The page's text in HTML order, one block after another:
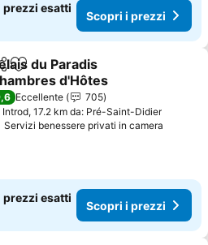
prezzi esatti
Scopri i prezzi
Aggiungi ai preferiti
du Paradis
d'Hôtes
Eccellente
705
Introd, 17.2 km da: Pré-Saint-Didier
Servizi benessere privati in camera
prezzi esatti
Scopri i prezzi